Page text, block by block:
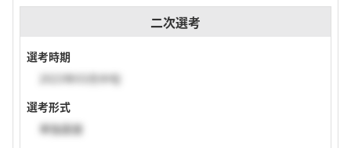
二次選考
選考時期
2023年03月中旬
選考形式
単独面接